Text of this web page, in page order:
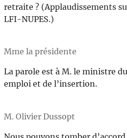
retraite ? (Applaudissements
LFI-NUPES.)
Mme la présidente
La parole est à M. le ministre
emploi et de l’insertion.
M. Olivier Dussopt